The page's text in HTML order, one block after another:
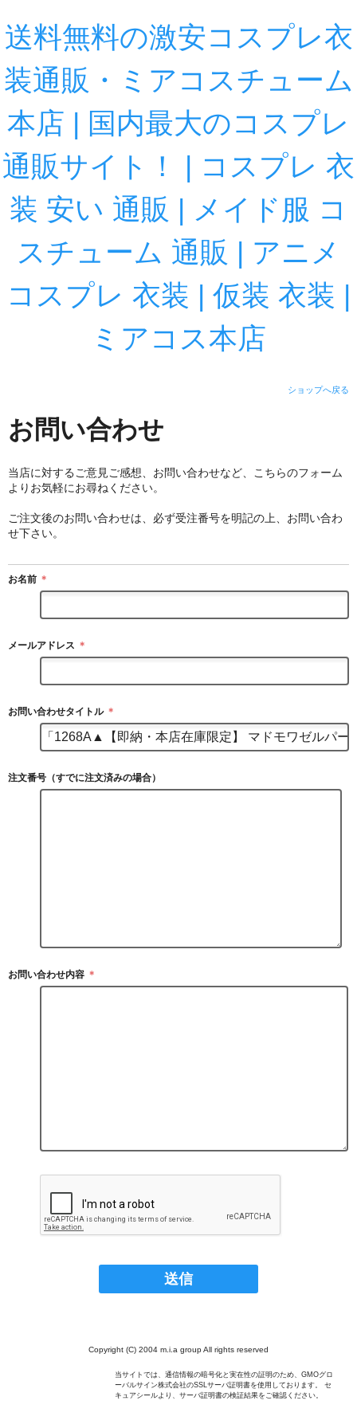
送料無料の激安コスプレ衣
装通販・ミアコスチューム
本店 | 国内最大のコスプレ
通販サイト！ | コスプレ 衣
装 安い 通販 | メイド服 コ
スチューム 通販 | アニメ
コスプレ 衣装 | 仮装 衣装 |
ミアコス本店
ショップへ戻る
お問い合わせ
当店に対するご意見ご感想、お問い合わせなど、こちらのフォーム
よりお気軽にお尋ねください。
ご注文後のお問い合わせは、必ず受注番号を明記の上、お問い合わ
せ下さい。
お名前 ＊
メールアドレス ＊
お問い合わせタイトル ＊
注文番号（すでに注文済みの場合）
お問い合わせ内容 ＊
Copyright (C) 2004 m.i.a group All rights reserved
当サイトでは、通信情報の暗号化と実在性の証明のため、GMOグロ
ーバルサイン株式会社のSSLサーバ証明書を使用しております。 セ
キュアシールより、サーバ証明書の検証結果をご確認ください。